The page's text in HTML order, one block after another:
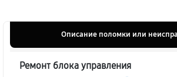
Описание поломки или
Ремонт блока управления